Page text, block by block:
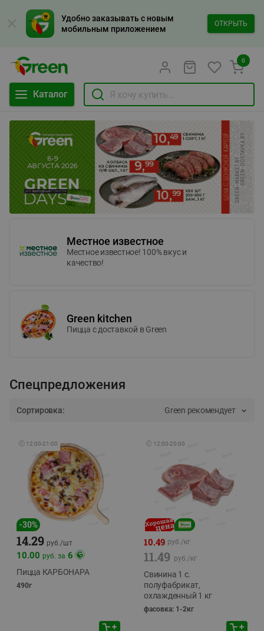
Удобно заказывать с новым
мобильным приложением
ОТКРЫТЬ
Каталог
0
Местное известное
Местное известное! 100% вкус и
качество!
Green kitchen
Пицца c доставкой в Green
Спецпредложения
Сортировка: Green рекомендует
🕘 12:00-21:00
-30%
14.29 руб./шт
10.00 руб. за 6
Пицца КАРБОНАРА
490г
🕘 12:00-20:00
10.49 руб./кг
11.49 руб./кг
Свинина 1 с.
полуфабрикат,
охлажденный 1 кг
фасовка: 1-2кг